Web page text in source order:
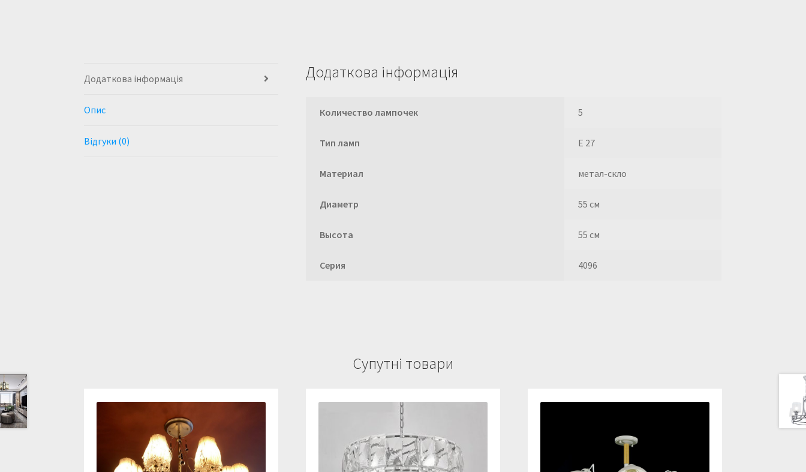
Додаткова інформація
Опис
Відгуки (0)
Додаткова інформація
Количество лампочек 5
Тип ламп E 27
Материал метал-скло
Диаметр 55 см
Высота 55 см
Серия 4096
Супутні товари